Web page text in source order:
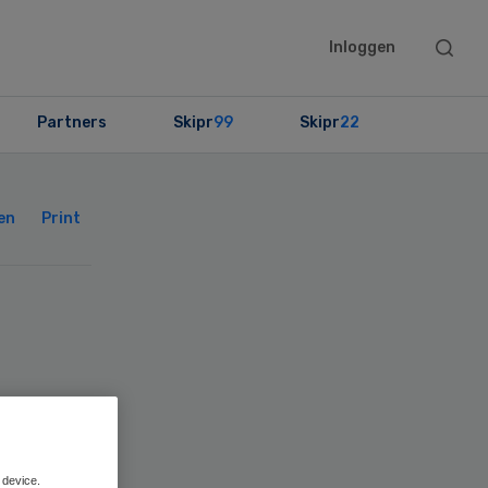
Inloggen
Search
Partners Skipr99 Skipr22
Print